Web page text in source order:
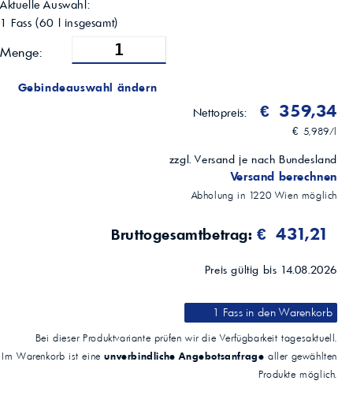
Nicht für ältere Motoren empfohlen, die für höhere Ölviskositäten
ausgelegt sind
Aktuelle Auswahl:
1 Fass (60 l insgesamt)
Menge:
Gebindeauswahl ändern
Nettopreis:
€ 359,34
€ 5,989/l
zzgl. Versand je nach Bundesland
Versand berechnen
Abholung in 1220 Wien möglich
Bruttogesamtbetrag:€ 431,21
Preis gültig bis 14.08.2026
1 Fassin den Warenkorb
Bei dieser Produktvariante prüfen wir die Verfügbarkeit tagesaktuell.
Im Warenkorb ist eineunverbindliche Angebotsanfrage aller gewählten
Produkte möglich.